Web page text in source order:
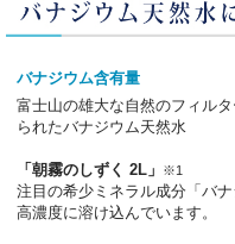
バナジウム含有量
富士山の雄大な自然のフィル
られたバナジウム天然水
「朝霧のしずく 2L」 ※1
注目の希少ミネラル成分「バ
高濃度に溶け込んでいます。